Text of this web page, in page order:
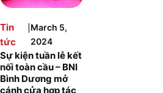
Tin
tức
|March 5,
2024
Sự kiện tuần lễ kết
nối toàn cầu – BNI
Bình Dương mở
cánh cửa hợp tác